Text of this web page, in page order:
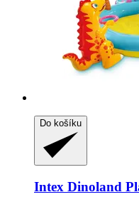
Do košíku
Intex Dinoland